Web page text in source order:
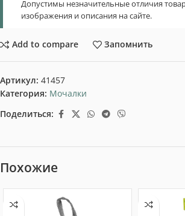
Допустимы незначительные отличия
изображения и описания на сайте.
Add to compare Запомнить
Артикул: 41457
Категория: Мочалки
Поделиться:
Похожие